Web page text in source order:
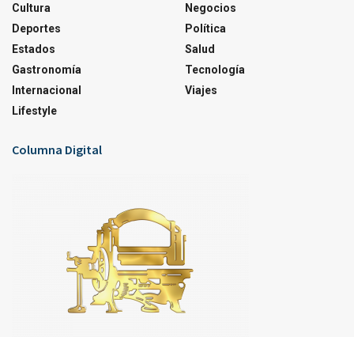
Cultura
Deportes
Estados
Gastronomía
Internacional
Lifestyle
Negocios
Política
Salud
Tecnología
Viajes
Columna Digital